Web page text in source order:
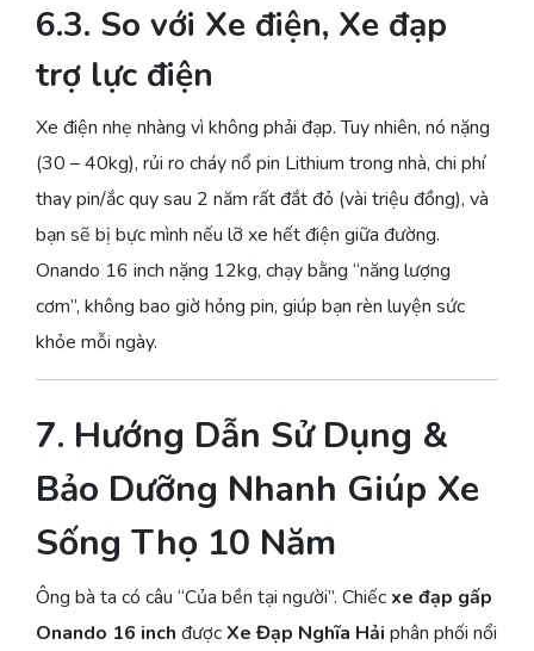
6.3. So với Xe điện, Xe đạp
trợ lực điện
Xe điện nhẹ nhàng vì không phải đạp. Tuy nhiên, nó nặng
(30 – 40kg), rủi ro cháy nổ pin Lithium trong nhà, chi phí
thay pin/ắc quy sau 2 năm rất đắt đỏ (vài triệu đồng), và
bạn sẽ bị bực mình nếu lỡ xe hết điện giữa đường.
Onando 16 inch nặng 12kg, chạy bằng “năng lượng
cơm”, không bao giờ hỏng pin, giúp bạn rèn luyện sức
khỏe mỗi ngày.
7. Hướng Dẫn Sử Dụng &
Bảo Dưỡng Nhanh Giúp Xe
Sống Thọ 10 Năm
Ông bà ta có câu “Của bền tại người”. Chiếc xe đạp gấp
Onando 16 inch đượcXe Đạp Nghĩa Hải phân phối nổi